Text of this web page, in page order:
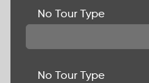
No Tour Type
No Tour Type